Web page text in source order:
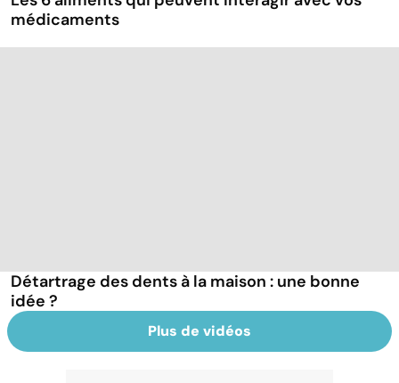
médicaments
Détartrage des dents à la maison : une bonne
idée ?
Plus de vidéos